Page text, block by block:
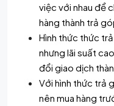
việc với nhau để
hàng thành trả
Hình thức thức
nhưng lãi suất
đổi giao dịch
Với hình thức trả
nên mua hàng